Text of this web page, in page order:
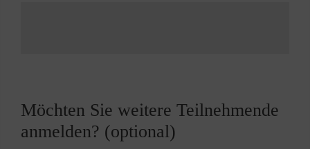
Möchten Sie weitere Teilnehmende
anmelden? (optional)